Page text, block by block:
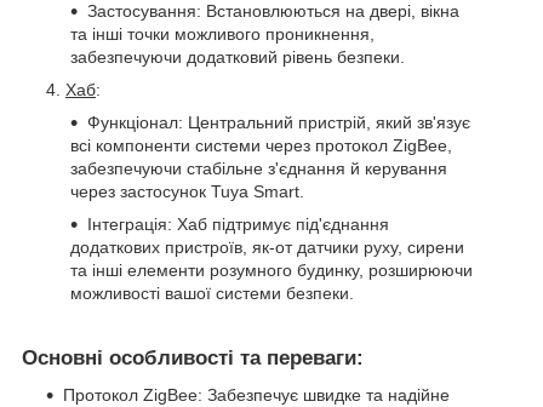
Застосування: Встановлюються на двері, вікна
та інші точки можливого проникнення,
забезпечуючи додатковий рівень безпеки.
Хаб:
Функціонал: Центральний пристрій, який зв'язує
всі компоненти системи через протокол ZigBee,
забезпечуючи стабільне з'єднання й керування
через застосунок Tuya Smart.
Інтеграція: Хаб підтримує під'єднання
додаткових пристроїв, як-от датчики руху, сирени
та інші елементи розумного будинку, розширюючи
можливості вашої системи безпеки.
Основні особливості та переваги:
Протокол ZigBee: Забезпечує швидке та надійне